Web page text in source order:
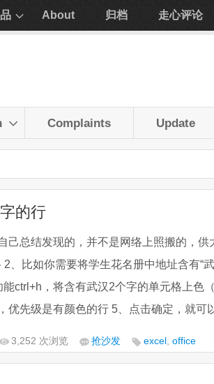
About 归档 走心评论
Complaints Update
的行
己总结发现的，并不是网络上照搬的，供
、比如你需要将学生花名册中地址含有“
ctrl+h，将含有武汉2个字的单元格上色
优先级是有颜色的行 5、点击确定，就可
3,252 次浏览 抢沙发 excel office